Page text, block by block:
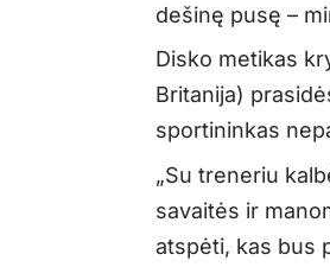
dešinę pusę –
Disko metikas
Britanija)
sportininkas
„Su treneriu
savaitės ir
atspėti, kas bus